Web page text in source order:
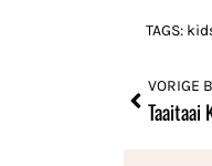
TAGS:
VORIGE
Taaitaai